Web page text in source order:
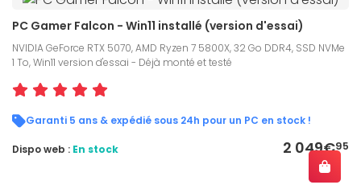
PC Gamer Falcon - Win11 installé (version d'essai)
NVIDIA GeForce RTX 5070, AMD Ryzen 7 5800X, 32 Go DDR4, SSD NVMe
1 To, Win11 version d'essai - Déjà monté et testé
Garanti 5 ans & expédié sous 24h pour un PC en stock !
2 049€95
Dispo web : En stock